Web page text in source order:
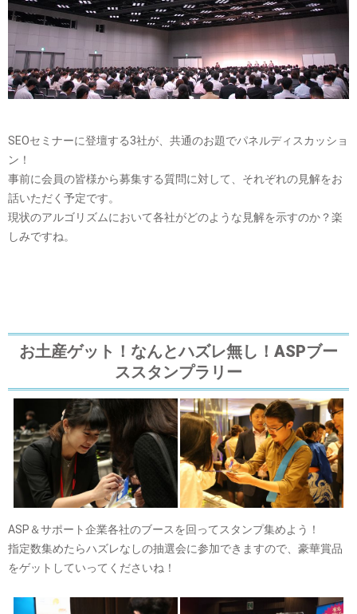
SEOセミナーに登壇する3社が、共通のお題でパネルディスカッショ
ン！
事前に会員の皆様から募集する質問に対して、それぞれの見解をお
話いただく予定です。
現状のアルゴリズムにおいて各社がどのような見解を示すのか？楽
しみですね。
お土産ゲット！なんとハズレ無し！ASPブー
ススタンプラリー
ASP＆サポート企業各社のブースを回ってスタンプ集めよう！
指定数集めたらハズレなしの抽選会に参加できますので、豪華賞品
をゲットしていってくださいね！